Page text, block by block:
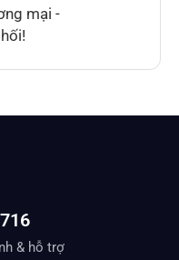
mại -
& hỗ trợ